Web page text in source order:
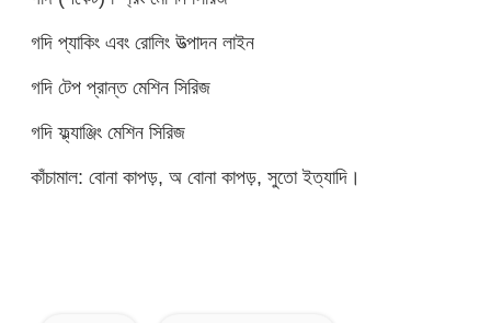
গদি প্যাকিং এবং রোলিং উত্পাদন লাইন
গদি টেপ প্রান্ত মেশিন সিরিজ
গদি ফ্ল্যাঞ্জিং মেশিন সিরিজ
কাঁচামাল: বোনা কাপড়, অ বোনা কাপড়, সুতো ইত্যাদি।